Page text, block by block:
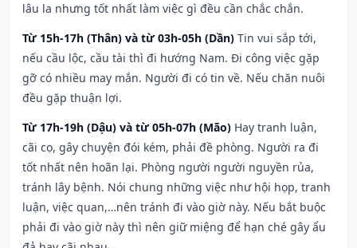
lâu la nhưng tốt nhất làm việc gì đều cần chắc chắn.
Từ 15h-17h (Thân) và từ 03h-05h (Dần) Tin vui sắp tới,
nếu cầu lộc, cầu tài thì đi hướng Nam. Đi công việc gặp
gỡ có nhiều may mắn. Người đi có tin về. Nếu chăn nuôi
đều gặp thuận lợi.
Từ 17h-19h (Dậu) và từ 05h-07h (Mão) Hay tranh luận,
cãi cọ, gây chuyện đói kém, phải đề phòng. Người ra đi
tốt nhất nên hoãn lại. Phòng người người nguyền rủa,
tránh lây bệnh. Nói chung những việc như hội họp, tranh
luận, việc quan,…nên tránh đi vào giờ này. Nếu bắt buộc
phải đi vào giờ này thì nên giữ miệng để hạn ché gây ẩu